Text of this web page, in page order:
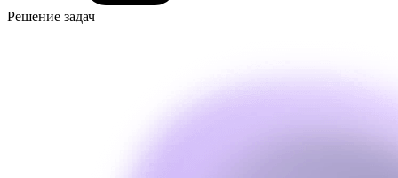
Решение задач